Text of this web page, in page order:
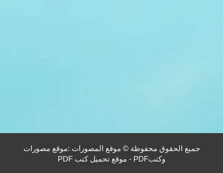
جميع الحقوق محفوظة © موقع المصورات :موقع مصورات
وكتبPDF - موقع تحميل كتب PDF